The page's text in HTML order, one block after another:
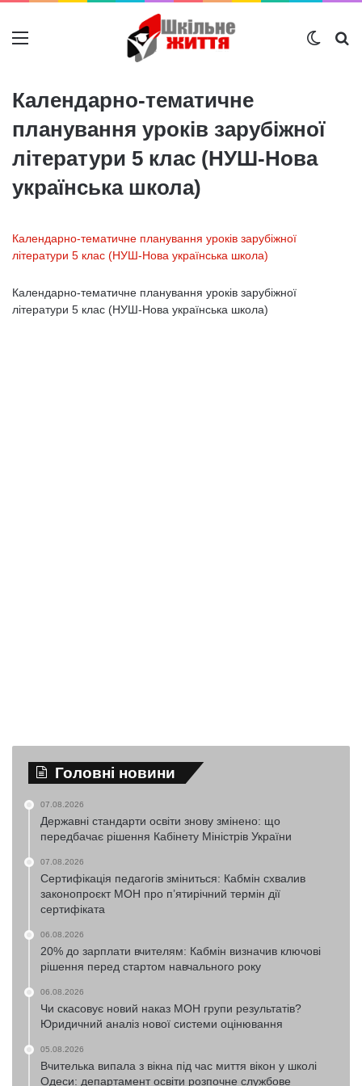
Меню
Календарно-тематичне
планування уроків зарубіжної
літератури 5 клас (НУШ-Нова
українська школа)
Календарно-тематичне планування уроків зарубіжної
літератури 5 клас (НУШ-Нова українська школа)
Календарно-тематичне планування уроків зарубіжної
літератури 5 клас (НУШ-Нова українська школа)
Головні новини
07.08.2026
Державні стандарти освіти знову змінено: що
передбачає рішення Кабінету Міністрів України
07.08.2026
Сертифікація педагогів зміниться: Кабмін схвалив
законопроєкт МОН про п’ятирічний термін дії
сертифіката
06.08.2026
20% до зарплати вчителям: Кабмін визначив ключові
рішення перед стартом навчального року
06.08.2026
Чи скасовує новий наказ МОН групи результатів?
Юридичний аналіз нової системи оцінювання
05.08.2026
Вчителька випала з вікна під час миття вікон у школі
Одеси: департамент освіти розпочне службове